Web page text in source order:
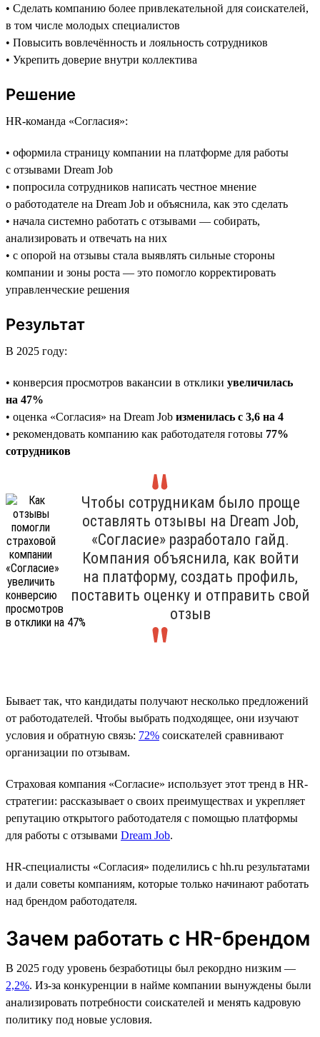
• Сделать компанию более привлекательной для соискателей,
в том числе молодых специалистов
• Повысить вовлечённость и лояльность сотрудников
• Укрепить доверие внутри коллектива
Решение
HR-команда «Согласия»:
• оформила страницу компании на платформе для работы
с отзывами Dream Job
• попросила сотрудников написать честное мнение
о работодателе на Dream Job и объяснила, как это сделать
• начала системно работать с отзывами — собирать,
анализировать и отвечать на них
• с опорой на отзывы стала выявлять сильные стороны
компании и зоны роста — это помогло корректировать
управленческие решения
Результат
В 2025 году:
• конверсия просмотров вакансии в отклики увеличилась
на 47%
• оценка «Согласия» на Dream Job изменилась с 3,6 на 4
• рекомендовать компанию как работодателя готовы 77%
сотрудников
Чтобы сотрудникам было проще
оставлять отзывы на Dream Job,
«Согласие» разработало гайд.
Компания объяснила, как войти
на платформу, создать профиль,
поставить оценку и отправить свой
отзыв
Бывает так, что кандидаты получают несколько предложений
от работодателей. Чтобы выбрать подходящее, они изучают
условия и обратную связь: 72% соискателей сравнивают
организации по отзывам.
Страховая компания «Согласие» использует этот тренд в HR-
стратегии: рассказывает о своих преимуществах и укрепляет
репутацию открытого работодателя с помощью платформы
для работы с отзывами Dream Job.
HR-cпециалисты «Согласия» поделились с hh.ru результатами
и дали советы компаниям, которые только начинают работать
над брендом работодателя.
Зачем работать с HR-брендом
В 2025 году уровень безработицы был рекордно низким —
2,2%. Из-за конкуренции в найме компании вынуждены были
анализировать потребности соискателей и менять кадровую
политику под новые условия.